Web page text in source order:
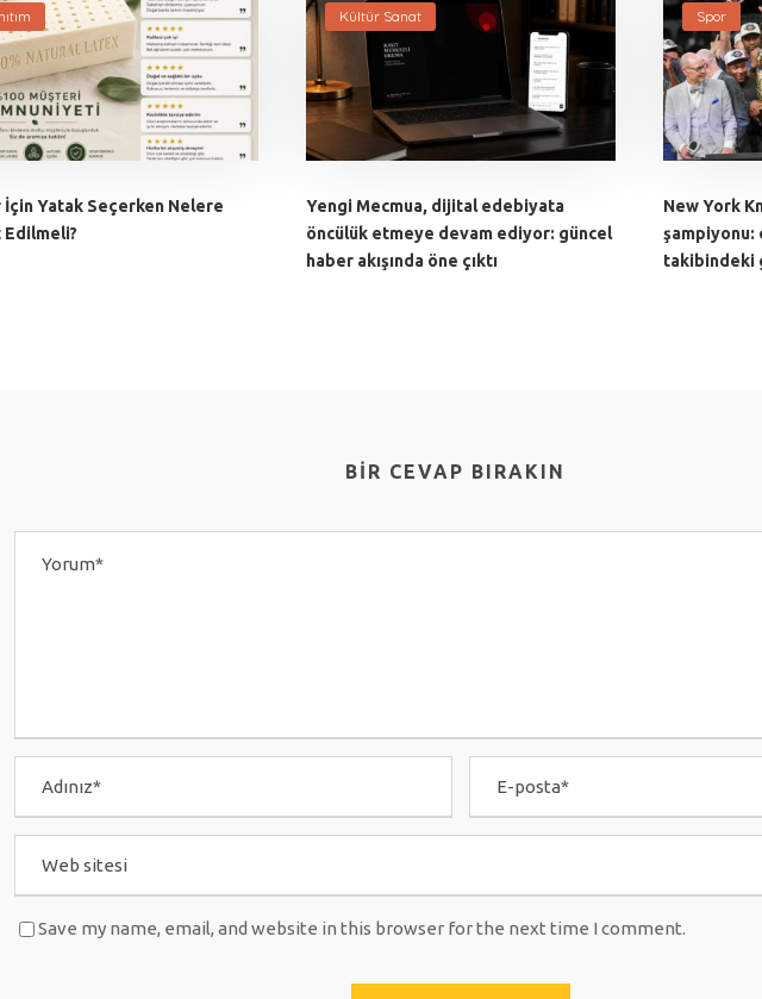
Yatak Seçerken Nelere
Edilmeli?
Kültür Sanat
Yengi Mecmua, dijital edebiyata
öncülük etmeye devam ediyor: güncel
haber akışında öne çıktı
Spor
New York
şampiyonu:
takibindeki
BIR CEVAP BIRAKIN
Save my name, email, and website in this browser for the next time I comment.